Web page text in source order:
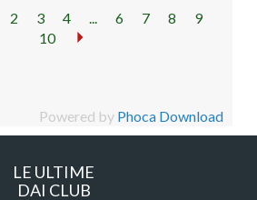
2 3 4 ... 6 7 8
9
10
Powered by Phoca Download
LE ULTIME
DAI CLUB